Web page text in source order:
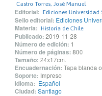
Castro Torres, José Manuel
Editorial: Ediciones Universidad
Sello editorial: Ediciones
Materia: Historia de Chile
Publicado: 2019-11-28
Número de edición: 1
Número de páginas: 800
Tamaño: 24x17cm.
Encuadernación: Tapa blanda
Soporte: Impreso
Idioma: Español
Ciudad: Santiago